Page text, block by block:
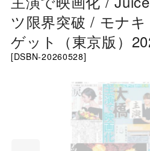
ツ限界突破 / モナ
ゲット（東京版）
[DSBN-20260528]